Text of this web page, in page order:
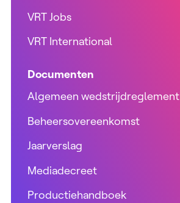
VRT Jobs
VRT International
Documenten
Algemeen wedstrijdreglement
Beheersovereenkomst
Jaarverslag
Mediadecreet
Productiehandboek